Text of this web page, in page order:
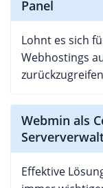
Panel
Lohnt es sich
Webhostings
Webmin als
Effektive